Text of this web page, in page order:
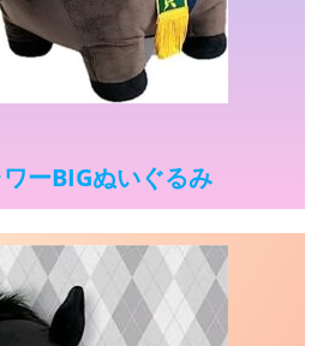
ーBIGぬいぐるみ